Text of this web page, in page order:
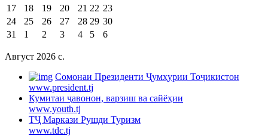
17
18 19 20 21 22 23
24
25 26 27 28 29 30
31
1 2 3 4 5 6
Август 2026 c.
Cомонаи Президенти Ҷумҳурии Тоҷикистон
www.president.tj
Кумитаи ҷавонон, варзиш ва сайёҳии
www.youth.tj
ТҶ Маркази Рушди Туризм
www.tdc.tj